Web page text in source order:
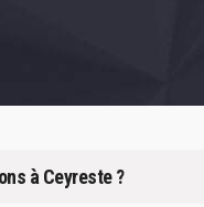
à Ceyreste ?